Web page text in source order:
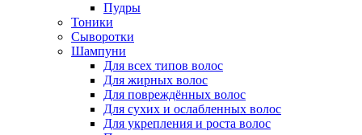
Пудры
Тоники
Сыворотки
Шампуни
Для всех типов волос
Для жирных волос
Для повреждённых волос
Для сухих и ослабленных волос
Для укрепления и роста волос